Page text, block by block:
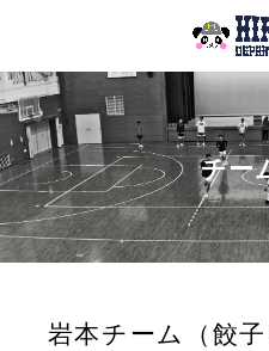
チー
岩本チーム（餃